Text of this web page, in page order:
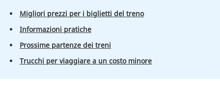
Migliori prezzi per i biglietti del treno
Informazioni pratiche
Prossime partenze dei treni
Trucchi per viaggiare a un costo minore